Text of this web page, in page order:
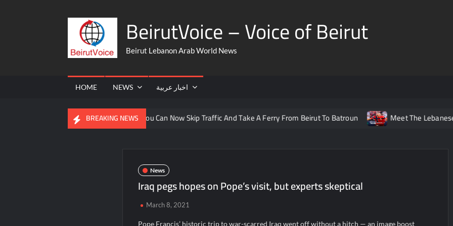
BeirutVoice – Voice of Beirut
Beirut Lebanon Arab World News
HOME NEWS اخبار عربية
BREAKING NEWS
The United States You Can Now Skip Traffic And Take A Ferry From Beirut To Batroun Meet The Lebanese Helping
News
Iraq pegs hopes on Pope’s visit, but experts skeptical
March 8, 2021
Pope Francis’ historic trip to war-scarred Iraq went off without a hitch — an image boost